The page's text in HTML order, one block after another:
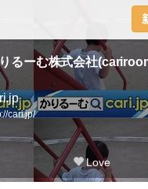
ーむ株式会社
cari.jp/
Love